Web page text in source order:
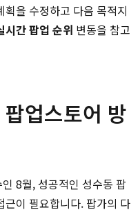
을 수정하고 다음 목적지
시간 팝업 순위 변동을 참고
업스토어 방
8월, 성공적인 성수동 팝
근이 필요합니다. 팝가의 다